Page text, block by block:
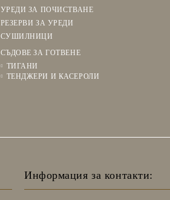
УРЕДИ ЗА ПОЧИСТВАНЕ
РЕЗЕРВИ ЗА УРЕДИ
СУШИЛНИЦИ
СЪДОВЕ ЗА ГОТВЕНЕ
ТИГАНИ
ТЕНДЖЕРИ И КАСЕРОЛИ
Информация за контакти: